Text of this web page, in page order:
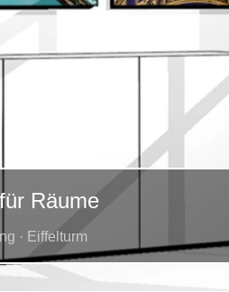
Räume
· Eiffelturm